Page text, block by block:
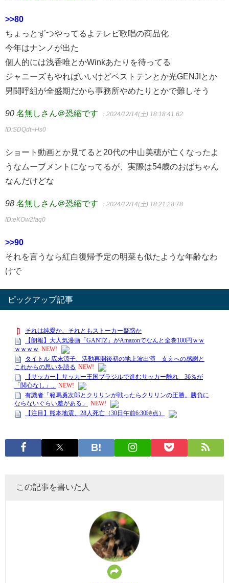
>>80
ちょっとずつやってるよテレビ歌唱の商品化
今年はナンノが出た
個人的には浅香唯とかWinkあたりを待ってる
ジャニーズもやればいいけどベストテンとか光GENJIとか
男闘呼組が全盛期だから事務所やめたりとかで難しそう
90 名無しさん＠恐縮です ：2024/12/14(土) 18:18:41.62
ID:SDQdt+Hs0
ショート動画とか見てると20代の中山美穂が亡くなったよ
うなムーブメントになってるが、実際は54歳のおばちゃん
なんだけどな
98 名無しさん＠恐縮です ：2024/12/14(土) 18:21:28.78
ID:eKOw2faq0
>>90
それを言うなら紅白復帰予定の明菜も似たような年齢なわ
けで
ピックアップ記事
この記事を書いた人